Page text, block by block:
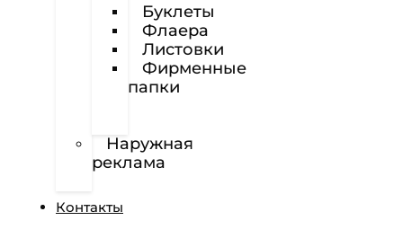
Буклеты
Флаера
Листовки
Фирменные
папки
Наружная
реклама
Контакты